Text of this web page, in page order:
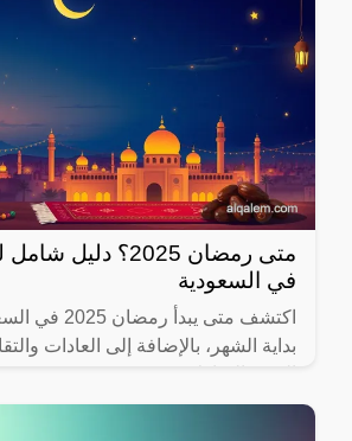
متى رمضان 2025؟
في السعودية
اكتشف متى
بداية الشهر، بالإضافة إلى العادات